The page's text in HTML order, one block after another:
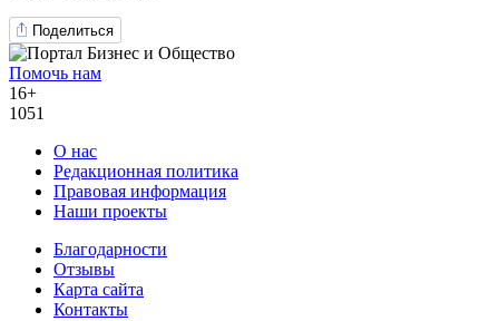
Поделиться
Помочь нам
16+
1051
О нас
Редакционная политика
Правовая информация
Наши проекты
Благодарности
Отзывы
Карта сайта
Контакты